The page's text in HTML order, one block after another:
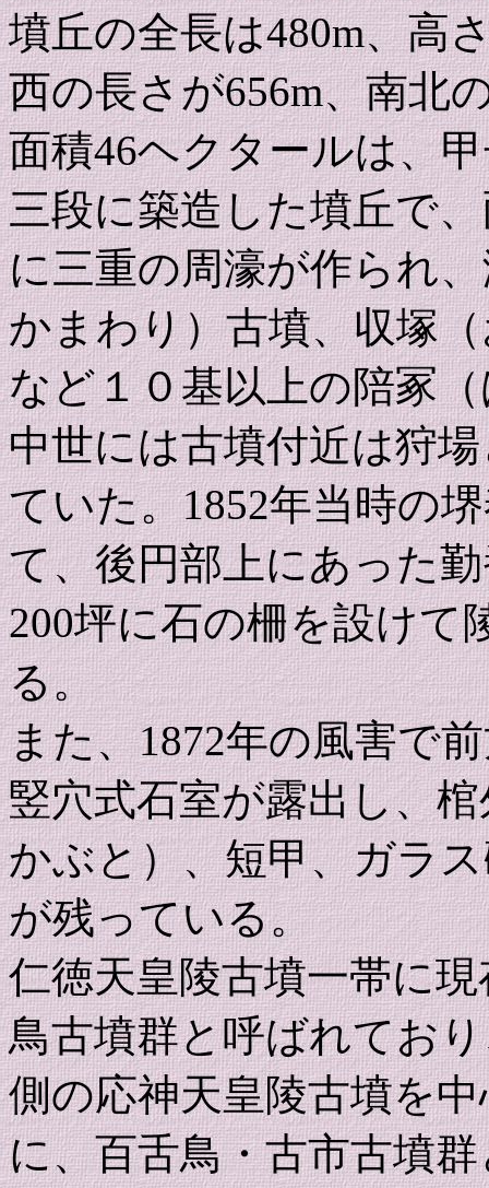
墳丘の全長は480m、高
西の長さが656m、南北
面積46ヘクタールは、
三段に築造した墳丘で
に三重の周濠が作られ
かまわり）古墳、収塚
など１０基以上の陪冢
中世には古墳付近は狩
ていた。1852年当時の
て、後円部上にあった
200坪に石の柵を設けて
る。
また、1872年の風害で
竪穴式石室が露出し、
かぶと）、短甲、ガラ
が残っている。
仁徳天皇陵古墳一帯に
鳥古墳群と呼ばれてお
側の応神天皇陵古墳を
に、百舌鳥・古市古墳